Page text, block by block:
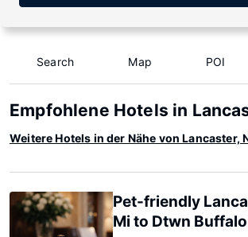
Search Map POI
Empfohlene Hotels in
Weitere Hotels in der Nähe von Lancaster,
Pet-friendly
Mi to Dtwn Buffalo